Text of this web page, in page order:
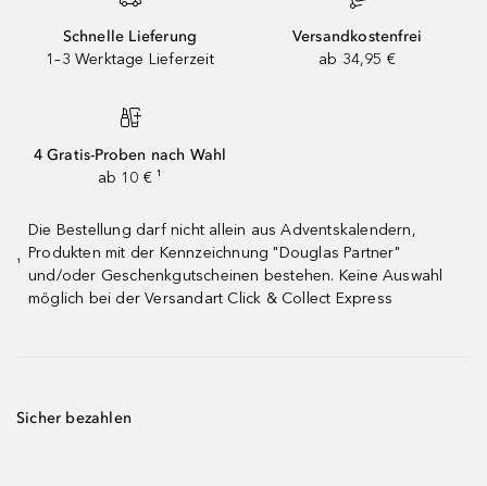
Schnelle Lieferung
1–3 Werktage Lieferzeit
Versandkostenfrei
ab 34,95 €
4 Gratis-Proben nach Wahl
ab 10 € ¹
¹
Die Bestellung darf nicht allein aus Adventskalendern,
Produkten mit der Kennzeichnung "Douglas Partner"
und/oder Geschenkgutscheinen bestehen. Keine Auswahl
möglich bei der Versandart Click & Collect Express
Sicher bezahlen